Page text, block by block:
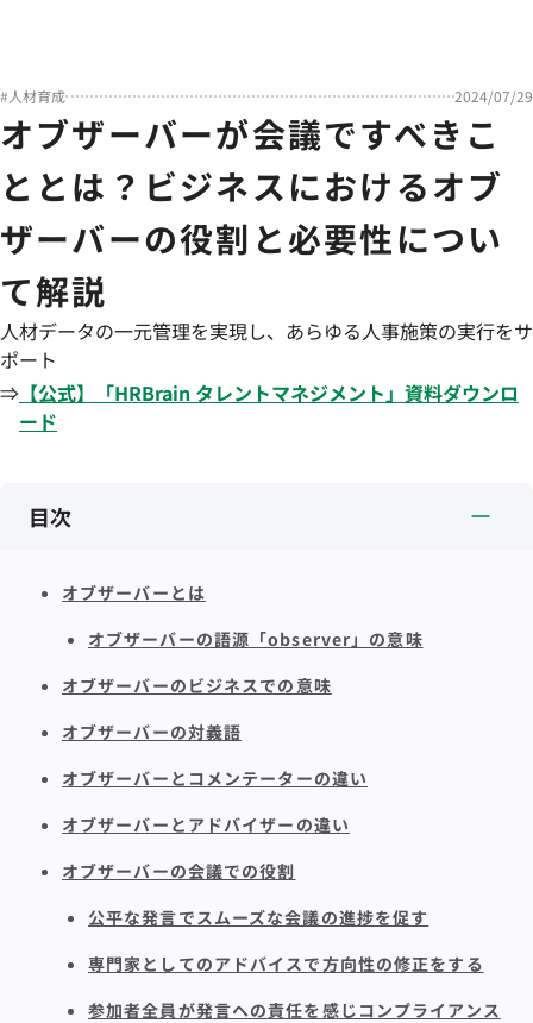
#人材育成 2024/07/29
オブザーバーが会議ですべきこ
ととは？ビジネスにおけるオブ
ザーバーの役割と必要性につい
て解説
人材データの一元管理を実現し、あらゆる人事施策の実行をサ
ポート
⇒ 【公式】「HRBrain タレントマネジメント」資料ダウンロ
ード
目次
オブザーバーとは
オブザーバーの語源「observer」の意味
オブザーバーのビジネスでの意味
オブザーバーの対義語
オブザーバーとコメンテーターの違い
オブザーバーとアドバイザーの違い
オブザーバーの会議での役割
公平な発言でスムーズな会議の進捗を促す
専門家としてのアドバイスで方向性の修正をする
参加者全員が発言への責任を感じコンプライアンス